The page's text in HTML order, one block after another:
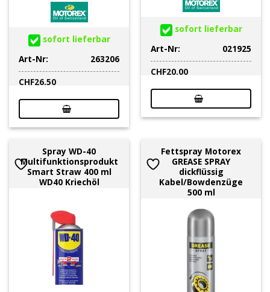
sofort lieferbar
Art-Nr:
263206
CHF26.50
sofort lieferbar
Art-Nr:
021925
CHF20.00
Spray WD-40
Multifunktionsprodukt
Smart Straw 400 ml
WD40 Kriechöl
Fettspray Motorex
GREASE SPRAY
dickflüssig
Kabel/Bowdenzüge
500 ml